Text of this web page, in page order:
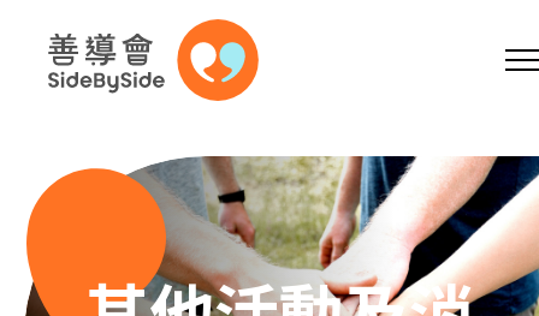
跳到內容（按回車鍵）
A A EN繁 简